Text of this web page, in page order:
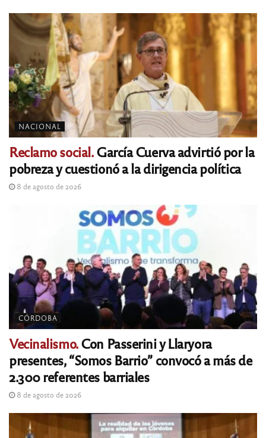
NACIONAL
Reclamo social.García Cuerva advirtió por la
pobreza y cuestionó a la dirigencia política
8 de agosto de 2026
CÓRDOBA
Vecinalismo.Con Passerini y Llaryora
presentes, “Somos Barrio” convocó a más de
2.300 referentes barriales
8 de agosto de 2026